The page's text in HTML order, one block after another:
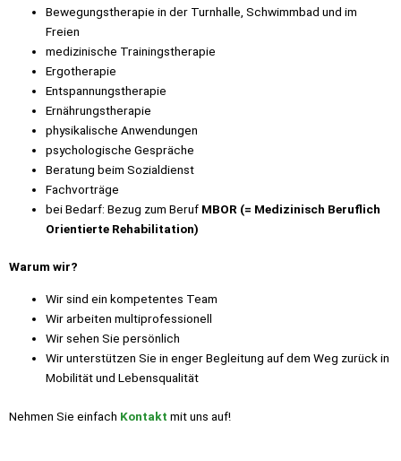
Bewegungstherapie in der Turnhalle, Schwimmbad und im
Freien
medizinische Trainingstherapie
Ergotherapie
Entspannungstherapie
Ernährungstherapie
physikalische Anwendungen
psychologische Gespräche
Beratung beim Sozialdienst
Fachvorträge
bei Bedarf: Bezug zum Beruf MBOR (= Medizinisch Beruflich
Orientierte Rehabilitation)
Warum wir?
Wir sind ein kompetentes Team
Wir arbeiten multiprofessionell
Wir sehen Sie persönlich
Wir unterstützen Sie in enger Begleitung auf dem Weg zurück in
Mobilität und Lebensqualität
Nehmen Sie einfach Kontakt mit uns auf!